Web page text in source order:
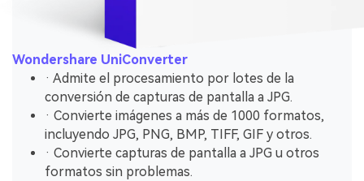
Wondershare UniConverter
· Admite el procesamiento por lotes de la
conversión de capturas de pantalla a JPG.
· Convierte imágenes a más de 1000 formatos,
incluyendo JPG, PNG, BMP, TIFF, GIF y otros.
· Convierte capturas de pantalla a JPG u otros
formatos sin problemas.